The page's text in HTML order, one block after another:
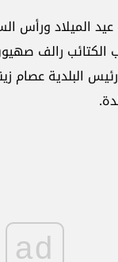
الميلاد ورأس
الكتائب رالف
البلدية عصام
ad